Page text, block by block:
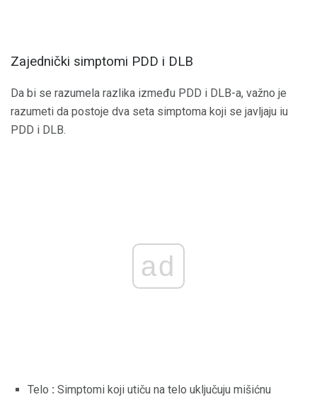
Zajednički simptomi PDD i DLB
Da bi se razumela razlika između PDD i DLB-a, važno je
razumeti da postoje dva seta simptoma koji se javljaju iu
PDD i DLB.
ad
Telo : Simptomi koji utiču na telo uključuju mišićnu